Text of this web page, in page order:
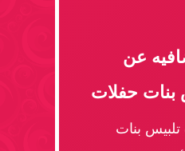
عن
بنات حفلات
تلبيس بنات